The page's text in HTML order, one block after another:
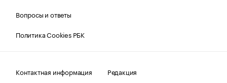
Вопросы и ответы
Политика Cookies РБК
Контактная информация Редакция